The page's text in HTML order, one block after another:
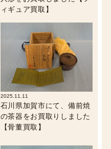
ィギュア買取】
2025.11.11
石川県加賀市にて、備前焼
の茶器をお買取りしました
【骨董買取】